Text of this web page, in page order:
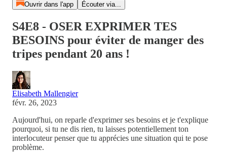
Ouvrir dans l'app Écouter via...
S4E8 - OSER EXPRIMER TES
BESOINS pour éviter de manger des
tripes pendant 20 ans !
Elisabeth Mallengier
févr. 26, 2023
Aujourd'hui, on reparle d'exprimer ses besoins et je t'explique
pourquoi, si tu ne dis rien, tu laisses potentiellement ton
interlocuteur penser que tu apprécies une situation qui te pose
problème.